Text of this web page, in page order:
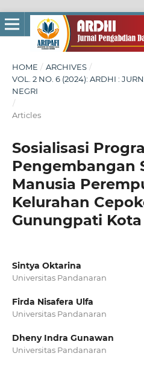
HOME / ARCHIVES /
VOL. 2 NO. 6 (2024): ARDHI :
NEGRI
/
Articles
Sosialisasi
Pengembangan
Manusia
Kelurahan
Gunungpati
Sintya Oktarina
Universitas Pandanaran
Firda Nisafera Ulfa
Universitas Pandanaran
Dheny Indra Gunawan
Universitas Pandanaran